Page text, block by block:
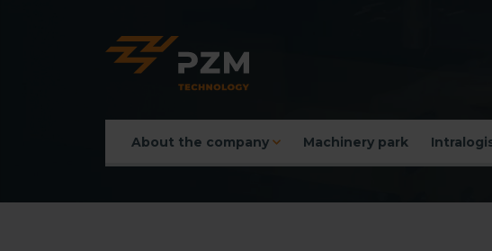
Main menu
About the company Machinery park